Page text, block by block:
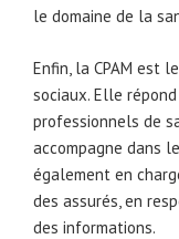
le domaine de la
Enfin, la CPAM est
sociaux. Elle
professionnels de
accompagne dans
également en
des assurés, en
des informations.